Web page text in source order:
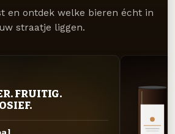
en ontdek welke bieren écht in
straatje liggen.
FRUITIG.